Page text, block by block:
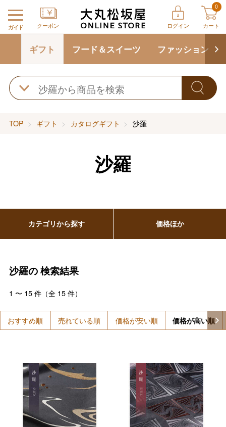
ガイド クーポン ログイン
0
カート
ギフト フード＆スイーツ ファッション
TOP ギフト カタログギフト 沙羅
沙羅
沙羅の検索結果
1 〜 15件（全 15件）
おすすめ順 売れている順 価格が安い順 価格が高い順
カテゴリから探す 価格ほか